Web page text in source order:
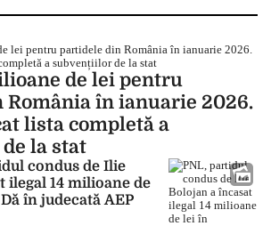
de lei pentru
în ianuarie 2026.
lista completă a
la stat
condus de Ilie
ilegal 14 milioane de
în judecată AEP